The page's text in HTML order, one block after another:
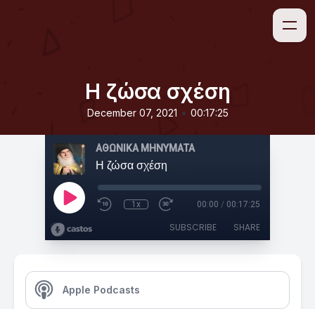
Η ζώσα σχέση
December 07, 2021 • 00:17:25
ΑΘΩΝΙΚΑ ΜΗΝΥΜΑΤΑ
Η ζώσα σχέση
1x 00:00 / 00:17:25
SUBSCRIBE SHARE
Apple Podcasts